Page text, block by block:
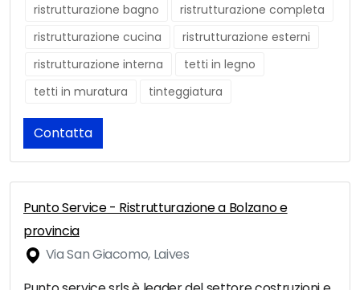
ristrutturazione bagno
ristrutturazione completa
ristrutturazione cucina
ristrutturazione esterni
ristrutturazione interna
tetti in legno
tetti in muratura
tinteggiatura
Contatta
Punto Service - Ristrutturazione a Bolzano e
provincia
Via San Giacomo, Laives